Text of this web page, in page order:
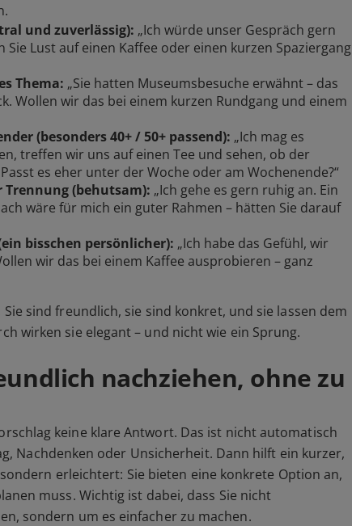
und zuverlässig): „Ich würde unser Gespräch gern
Lust auf einen Kaffee oder einen kurzen Spaziergang
Thema: „Sie hatten Museumsbesuche erwähnt – das
Wollen wir das bei einem kurzen Rundgang und einem
(besonders 40+ / 50+ passend): „Ich mag es
treffen wir uns auf einen Tee und sehen, ob der
es eher unter der Woche oder am Wochenende?“
(behutsam): „Ich gehe es gern ruhig an. Ein
wäre für mich ein guter Rahmen – hätten Sie darauf
bisschen persönlicher): „Ich habe das Gefühl, wir
wir das bei einem Kaffee ausprobieren – ganz
sind freundlich, sie sind konkret, und sie lassen dem
wirken sie elegant – und nicht wie ein Sprung.
nachziehen, ohne zu
keine klare Antwort. Das ist nicht automatisch
Nachdenken oder Unsicherheit. Dann hilft ein kurzer,
erleichtert: Sie bieten eine konkrete Option an,
muss. Wichtig ist dabei, dass Sie nicht
sondern um es einfacher zu machen.